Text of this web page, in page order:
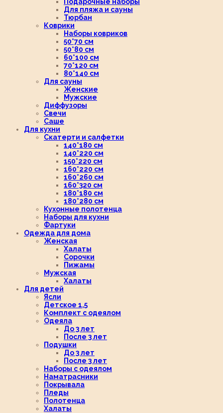
Для пляжа и сауны
Тюрбан
Коврики
Наборы ковриков
50*70 см
50*80 см
60*100 см
70*120 см
80*140 см
Для сауны
Женские
Мужские
Диффузоры
Свечи
Саше
Для кухни
Скатерти и салфетки
140*180 см
140*220 см
150*220 см
160*220 см
160*260 см
160*320 см
180*180 см
180*280 см
Кухонные полотенца
Наборы для кухни
Фартуки
Одежда для дома
Женская
Халаты
Сорочки
Пижамы
Мужская
Халаты
Для детей
Ясли
Детское 1,5
Комплект с одеялом
Одеяла
До 3 лет
После 3 лет
Подушки
До 3 лет
После 3 лет
Наборы с одеялом
Наматрасники
Покрывала
Пледы
Полотенца
Халаты